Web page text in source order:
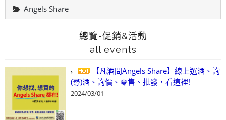
Angels Share
總覽-促銷&活動
all events
【凡酒問Angels Share】線上選酒、詢
(尋)酒、詢價、零售、批發，看這裡!
2024/03/01